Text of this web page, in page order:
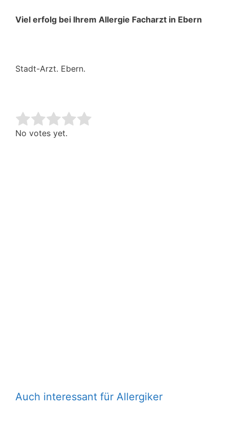
Viel erfolg bei Ihrem Allergie Facharzt in Ebern
Stadt-Arzt. Ebern.
Rate this item:
No votes yet.
Auch interessant für Allergiker